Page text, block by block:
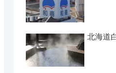
北海道